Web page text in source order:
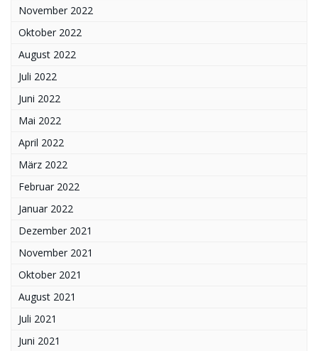
November 2022
Oktober 2022
August 2022
Juli 2022
Juni 2022
Mai 2022
April 2022
März 2022
Februar 2022
Januar 2022
Dezember 2021
November 2021
Oktober 2021
August 2021
Juli 2021
Juni 2021